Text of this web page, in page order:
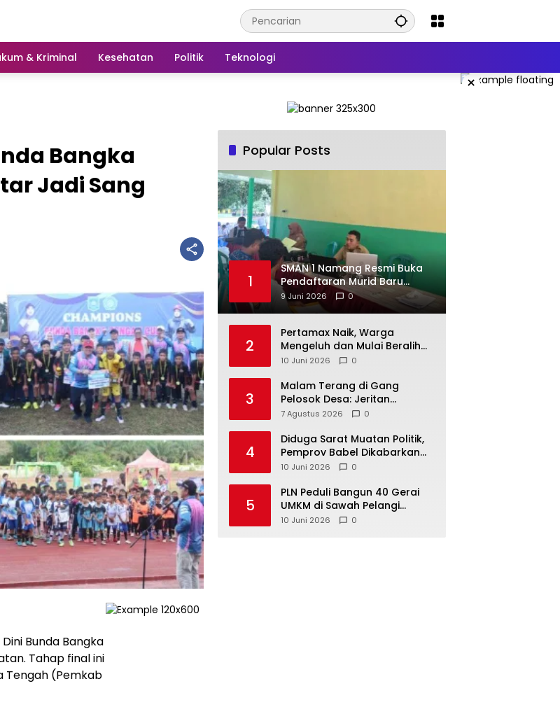
& Kriminal Kesehatan Politik Teknologi
×
Bangka
Jadi Sang
Dini Bunda Bangka
Tahap final ini
Tengah (Pemkab
Popular Posts
1
SMAN 1 Namang Resmi Buka
Pendaftaran Murid Baru
2026/2027
9 Juni 2026 0
2
‎Pertamax Naik, Warga
Mengeluh dan Mulai Beralih
ke Pertalite Meski Harus Antre
10 Juni 2026 0
3
Malam Terang di Gang
Pelosok Desa: Jeritan
Harapan Ketua APDESI
Babel
7 Agustus 2026 0
4
‎Diduga Sarat Muatan Politik,
Pemprov Babel Dikabarkan
Lakukan Rotasi Besar-
10 Juni 2026 0
5
‎PLN Peduli Bangun 40 Gerai
UMKM di Sawah Pelangi
Namang, Dorong
10 Juni 2026 0